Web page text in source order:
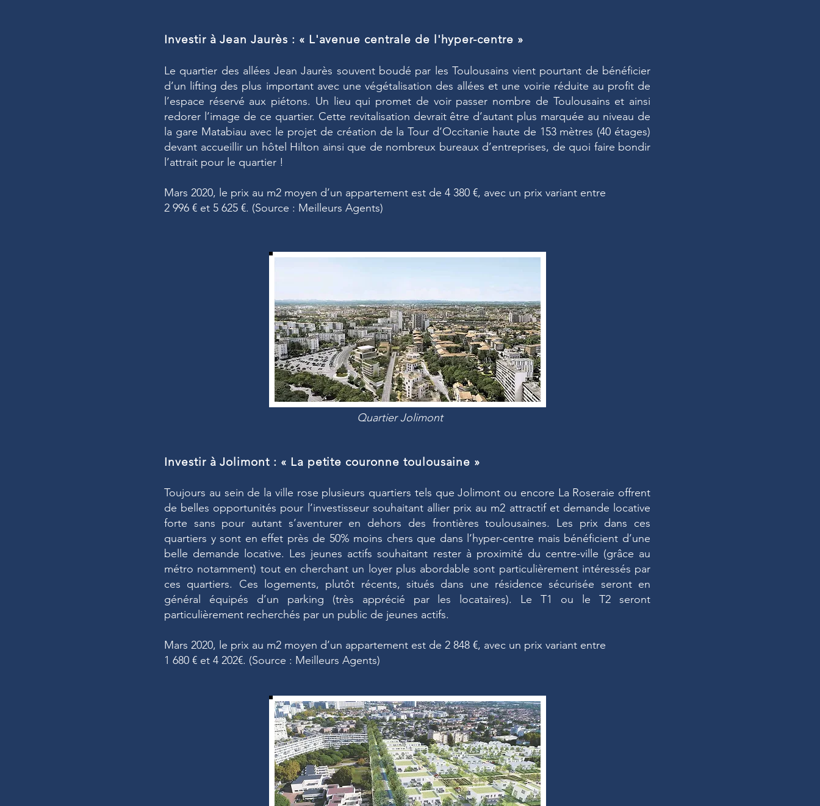
Investir à Jean Jaurès : « L'avenue centrale de l'hyper-centre »
Le quartier des allées Jean Jaurès souvent boudé par les Toulousains vient pourtant de bénéficier
d’un lifting des plus important avec une végétalisation des allées et une voirie réduite au profit de
l’espace réservé aux piétons. Un lieu qui promet de voir passer nombre de Toulousains et ainsi
redorer l’image de ce quartier. Cette revitalisation devrait être d’autant plus marquée au niveau de
la gare Matabiau avec le projet de création de la Tour d’Occitanie haute de 153 mètres (40 étages)
devant accueillir un hôtel Hilton ainsi que de nombreux bureaux d’entreprises, de quoi faire bondir
l’attrait pour le quartier !
Mars 2020, le prix au m2 moyen d’un appartement est de 4 380 €, avec un prix variant entre
2 996 € et 5 625 €. (Source : Meilleurs Agents)
Quartier Jolimont
Investir à Jolimont : « La petite couronne toulousaine »
Toujours au sein de la ville rose plusieurs quartiers tels que Jolimont ou encore La Roseraie offrent
de belles opportunités pour l’investisseur souhaitant allier prix au m2 attractif et demande locative
forte sans pour autant s’aventurer en dehors des frontières toulousaines. Les prix dans ces
quartiers y sont en effet près de 50% moins chers que dans l’hyper-centre mais bénéficient d’une
belle demande locative. Les jeunes actifs souhaitant rester à proximité du centre-ville (grâce au
métro notamment) tout en cherchant un loyer plus abordable sont particulièrement intéressés par
ces quartiers. Ces logements, plutôt récents, situés dans une résidence sécurisée seront en
général équipés d’un parking (très apprécié par les locataires). Le T1 ou le T2 seront
particulièrement recherchés par un public de jeunes actifs.
Mars 2020, le prix au m2 moyen d’un appartement est de 2 848 €, avec un prix variant entre
1 680 € et 4 202€. (Source : Meilleurs Agents)